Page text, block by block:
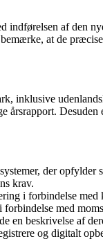
af den
at de
inklusive
der opfylder
krav.
i forbindelse med
med
en beskrivelse af
og digitalt